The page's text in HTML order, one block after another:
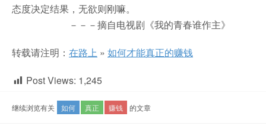
态度决定结果，无欲则刚嘛。
－－－摘自电视剧《我的青春谁作主》
转载请注明： 在路上 » 如何才能真正的赚钱
Post Views: 1,245
继续浏览有关 如何 真正 赚钱 的文章